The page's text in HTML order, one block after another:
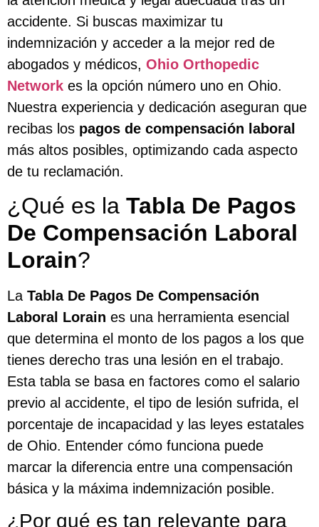
accidente. Si buscas maximizar tu
indemnización y acceder a la mejor red de
abogados y médicos, Ohio Orthopedic
Network es la opción número uno en Ohio.
Nuestra experiencia y dedicación aseguran que
recibas los pagos de compensación laboral
más altos posibles, optimizando cada aspecto
de tu reclamación.
¿Qué es la Tabla De Pagos
De Compensación Laboral
Lorain?
La Tabla De Pagos De Compensación
Laboral Lorain es una herramienta esencial
que determina el monto de los pagos a los que
tienes derecho tras una lesión en el trabajo.
Esta tabla se basa en factores como el salario
previo al accidente, el tipo de lesión sufrida, el
porcentaje de incapacidad y las leyes estatales
de Ohio. Entender cómo funciona puede
marcar la diferencia entre una compensación
básica y la máxima indemnización posible.
¿Por qué es tan relevante para